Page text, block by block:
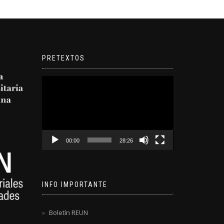
PRETEXTOS
00:00 28:26
INFO IMPORTANTE
Boletín REUN